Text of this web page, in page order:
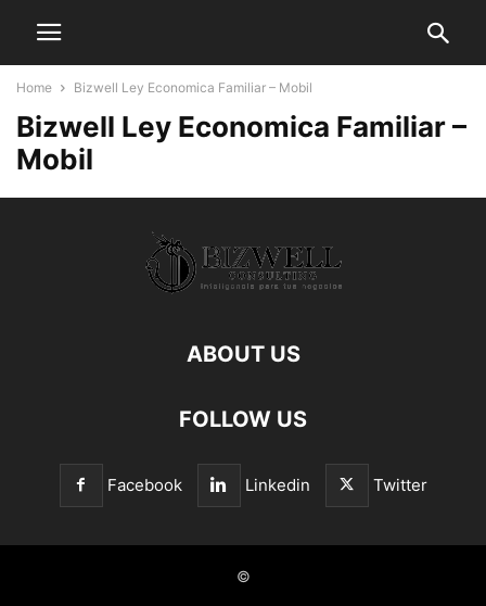
Home Bizwell Ley Economica Familiar – Mobil
Bizwell Ley Economica Familiar –
Mobil
ABOUT US
FOLLOW US
Facebook Linkedin Twitter
©